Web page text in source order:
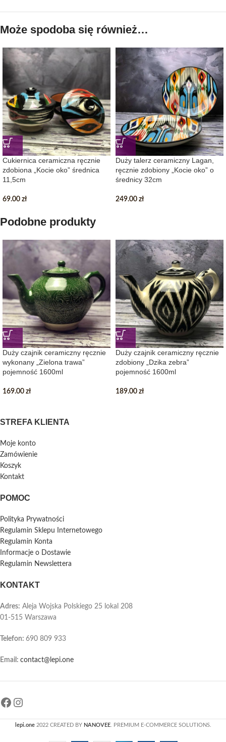
Może spodoba się również…
Cukiernica ceramiczna ręcznie
zdobiona „Kocie oko” średnica
11,5cm
69.00 zł
Duży talerz ceramiczny Lagan,
ręcznie zdobiony „Kocie oko” o
średnicy 32cm
249.00 zł
Podobne produkty
Duży czajnik ceramiczny ręcznie
wykonany „Zielona trawa”
pojemność 1600ml
169.00 zł
Duży czajnik ceramiczny ręcznie
zdobiony „Dzika zebra”
pojemność 1600ml
189.00 zł
STREFA KLIENTA
Moje konto
Zamówienie
Koszyk
Kontakt
POMOC
Polityka Prywatności
Regulamin Sklepu Internetowego
Regulamin Konta
Informacje o Dostawie
Regulamin Newslettera
KONTAKT
Adres: Aleja Wojska Polskiego 25 lokal 208
01-515 Warszawa
Telefon: 690 809 933
Email: contact@lepi.one
lepi.one 2022 CREATED BY NANOVEE. PREMIUM E-COMMERCE SOLUTIONS.